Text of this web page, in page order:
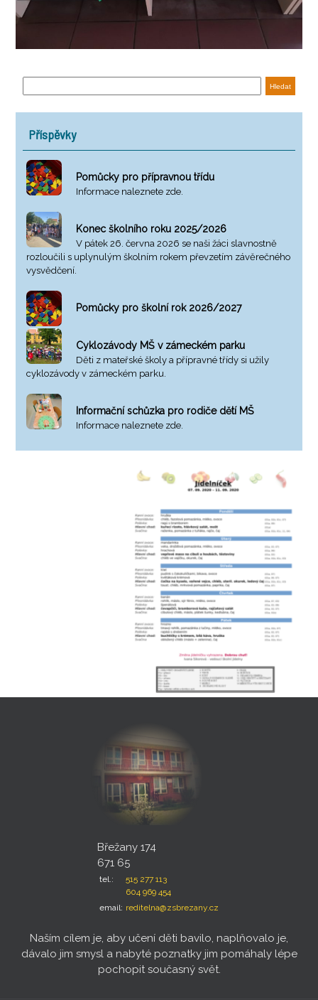
Příspěvky
Pomůcky pro přípravnou třídu
Informace naleznete zde.
Konec školního roku 2025/2026
V pátek 26. června 2026 se naši žáci slavnostně
rozloučili s uplynulým školním rokem převzetím závěrečného
vysvědčení.
Pomůcky pro školní rok 2026/2027
Cyklozávody MŠ v zámeckém parku
Děti z mateřské školy a přípravné třídy si užily
cyklozávody v zámeckém parku.
Informační schůzka pro rodiče dětí MŠ
Informace naleznete zde.
Břežany 174
671 65
tel.:
515 277 113
604 969 454
email: reditelna@zsbrezany.cz
Naším cílem je, aby učení děti bavilo, naplňovalo je,
dávalo jim smysl a nabyté poznatky jim pomáhaly lépe
pochopit současný svět.